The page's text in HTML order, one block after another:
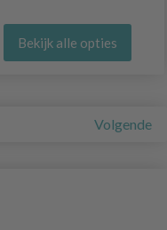
Bekijk alle opties
Volgende